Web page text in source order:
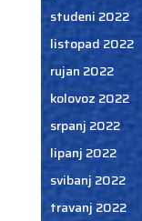
studeni 2022
listopad 2022
rujan 2022
kolovoz 2022
srpanj 2022
lipanj 2022
svibanj 2022
travanj 2022